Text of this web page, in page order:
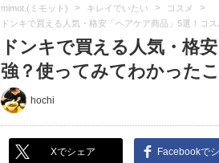
mimot.(ミモット) > キレイでいたい > コスメ >
ドンキで買える人気・格安「ヘアケア商品」5選！コ
ドンキで買える人気・格
強？使ってみてわかった
hochi
Xでシェア Facebookで